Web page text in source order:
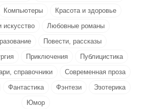
Компьютеры
Красота и здоровье
искусство
Любовные романы
Повести, рассказы
Приключения
Публицистика
справочники
Современная проза
Фантастика Фэнтези
Эзотерика
Юмор